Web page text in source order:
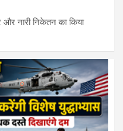
नारी निकेतन का किया